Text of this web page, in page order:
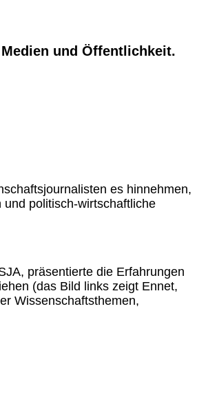
und Öffentlichkeit.
es hinnehmen,
politisch-wirtschaftliche
präsentierte die Erfahrungen
(das Bild links zeigt Ennet,
Wissenschaftsthemen,